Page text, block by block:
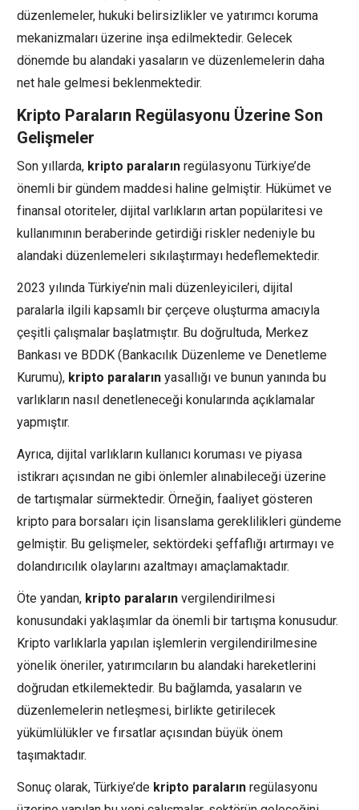
düzenlemeler, hukuki belirsizlikler ve yatırımcı koruma
mekanizmaları üzerine inşa edilmektedir. Gelecek
dönemde bu alandaki yasaların ve düzenlemelerin daha
net hale gelmesi beklenmektedir.
Kripto Paraların Regülasyonu Üzerine Son
Gelişmeler
Son yıllarda, kripto paraların regülasyonu Türkiye’de
önemli bir gündem maddesi haline gelmiştir. Hükümet ve
finansal otoriteler, dijital varlıkların artan popülaritesi ve
kullanımının beraberinde getirdiği riskler nedeniyle bu
alandaki düzenlemeleri sıkılaştırmayı hedeflemektedir.
2023 yılında Türkiye’nin mali düzenleyicileri, dijital
paralarla ilgili kapsamlı bir çerçeve oluşturma amacıyla
çeşitli çalışmalar başlatmıştır. Bu doğrultuda, Merkez
Bankası ve BDDK (Bankacılık Düzenleme ve Denetleme
Kurumu), kripto paraların yasallığı ve bunun yanında bu
varlıkların nasıl denetleneceği konularında açıklamalar
yapmıştır.
Ayrıca, dijital varlıkların kullanıcı koruması ve piyasa
istikrarı açısından ne gibi önlemler alınabileceği üzerine
de tartışmalar sürmektedir. Örneğin, faaliyet gösteren
kripto para borsaları için lisanslama gereklilikleri gündeme
gelmiştir. Bu gelişmeler, sektördeki şeffaflığı artırmayı ve
dolandırıcılık olaylarını azaltmayı amaçlamaktadır.
Öte yandan, kripto paraların vergilendirilmesi
konusundaki yaklaşımlar da önemli bir tartışma konusudur.
Kripto varlıklarla yapılan işlemlerin vergilendirilmesine
yönelik öneriler, yatırımcıların bu alandaki hareketlerini
doğrudan etkilemektedir. Bu bağlamda, yasaların ve
düzenlemelerin netleşmesi, birlikte getirilecek
yükümlülükler ve fırsatlar açısından büyük önem
taşımaktadır.
Sonuç olarak, Türkiye’de kripto paraların regülasyonu